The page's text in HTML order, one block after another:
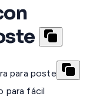
para poste
para fácil